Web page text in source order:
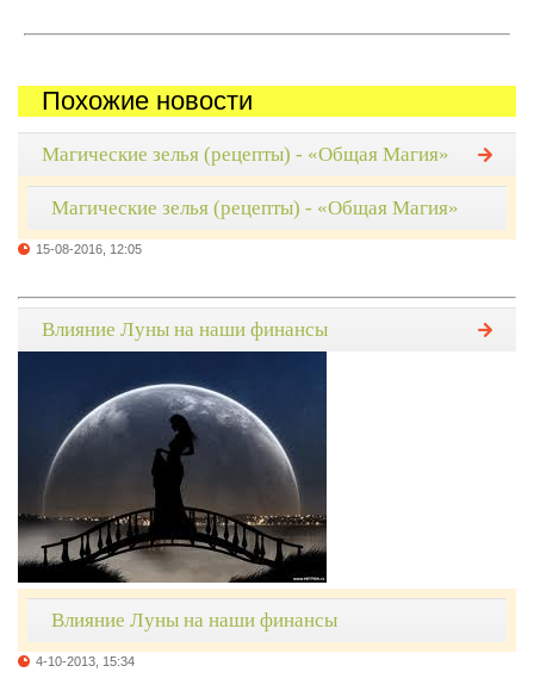
Похожие новости
Магические зелья (рецепты) - «Общая Магия»
Магические зелья (рецепты) - «Общая Магия»
15-08-2016, 12:05
Влияние Луны на наши финансы
Влияние Луны на наши финансы
4-10-2013, 15:34